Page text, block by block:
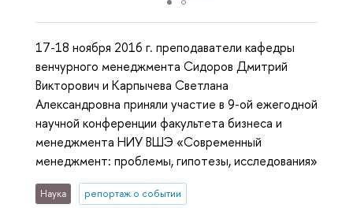
17-18 ноября 2016 г. преподаватели кафедры
венчурного менеджмента Сидоров Дмитрий
Викторович и Карпычева Светлана
Александровна приняли участие в 9-ой ежегодной
научной конференции факультета бизнеса и
менеджмента НИУ ВШЭ «Современный
менеджмент: проблемы, гипотезы, исследования»
Наука репортаж о событии